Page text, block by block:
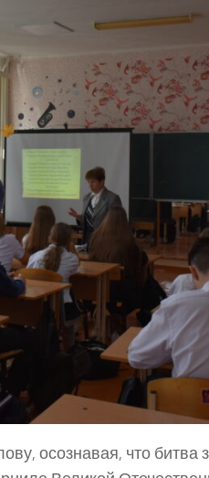
осознавая, что битва